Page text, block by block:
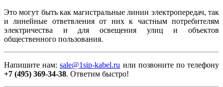
Это могут быть как магистральные линии электропередач, так
и линейные ответвления от них к частным потребителям
электричества и для освещения улиц и объектов
общественного пользования.
Напишите нам:sale@1sip-kabel.ru или позвоните по телефону
+7 (495) 369-34-38. Ответим быстро!